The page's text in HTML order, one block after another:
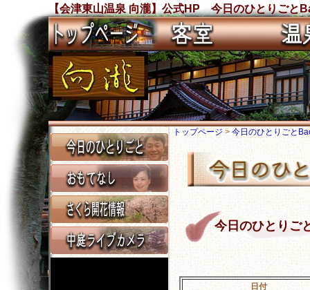
【会津東山温泉 向瀧】公式HP 今日のひとりごと
トップページ> 今日のひとりごと
今日のひとりご
日付